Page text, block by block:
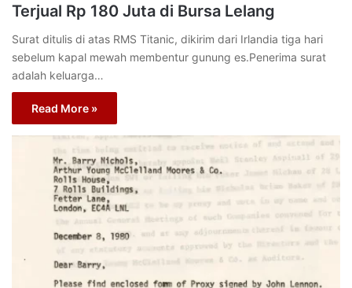
Terjual Rp 180 Juta di Bursa Lelang
Surat ditulis di atas RMS Titanic, dikirim dari Irlandia tiga hari
sebelum kapal mewah membentur gunung es.Penerima surat
adalah keluarga…
Read More »